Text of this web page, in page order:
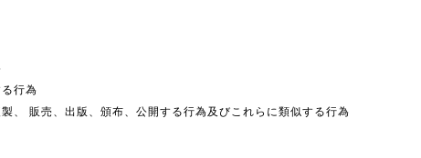
行為
、 販売、出版、頒布、公開する行為及びこれらに類似する行為